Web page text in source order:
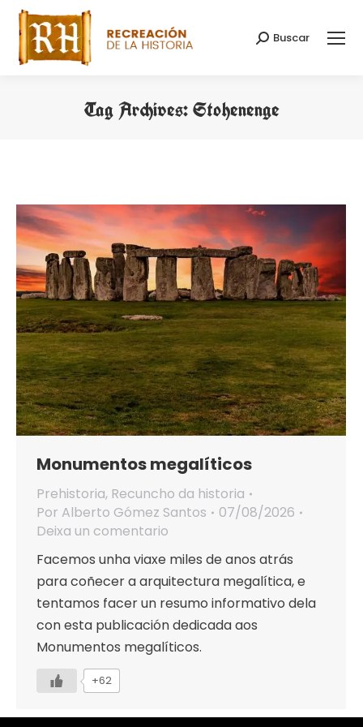
Search:
Buscar
Tag Archives:Stohenenge
Monumentos megalíticos
Prehistoria, Recuncho da historia
Por Alberto Gómez Santos
07/08/2026
Deixa un comentario
Facemos unha viaxe miles de anos atrás
para coñecer a arquitectura megalítica, e
tentamos facer un resumo informativo dela
con esta publicación dedicada aos
Monumentos megalíticos.
+62